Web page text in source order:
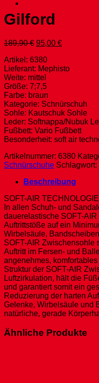
Gilford
189,90€ Ursprünglicher
war:
189,90 €
95,00 €Aktueller
95,00 €.
Artikel: 6380
Lieferant: Mephisto
Weite: mittel
Größe: 7;7,5
Farbe: braun
Kategorie: Schnürschuh
Sohle: Kautschuk Sohle
Leder: Softnappa/Nubuk
Fußbett: Vario Fußbett
Besonderheit: soft air
Artikelnummer: 6380
Schnürschuhe Schlagwort:
Beschreibung
SOFT-AIR TECHNOLOGIE
In allen Schuh- und
dauerelastische SOFT-
Auftrittstöße auf ein
Wirbelsäule,
SOFT-AIR Zwischensohle
Auftritt im Fersen- und
angenehmes,
Struktur der SOFT-AIR
Luftzirkulation, hält die
und garantiert somit ein
Reduzierung der harten
Gelenke, Wirbelsäule und
natürliche, gerade
Ähnliche Produkte